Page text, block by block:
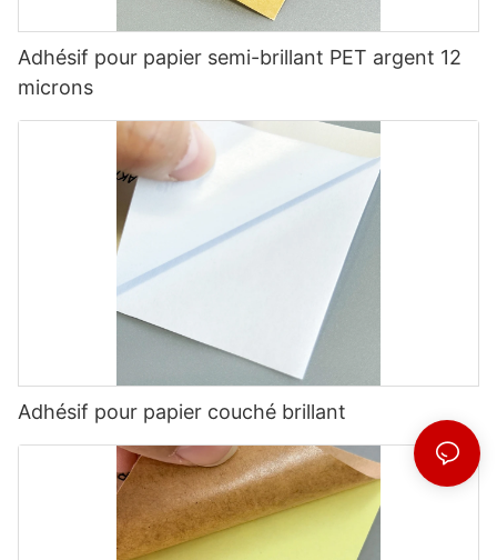
Adhésif pour papier semi-brillant PET argent 12
microns
Adhésif pour papier couché brillant